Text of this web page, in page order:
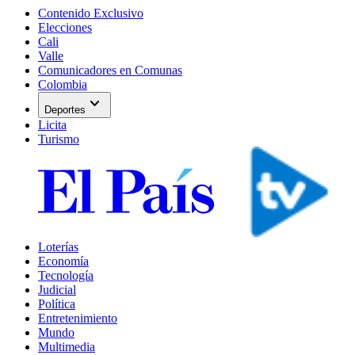
Contenido Exclusivo
Elecciones
Cali
Valle
Comunicadores en Comunas
Colombia
Deportes expand_more
Licita
Turismo
Loterías
Economía
Tecnología
Judicial
Política
Entretenimiento
Mundo
Multimedia